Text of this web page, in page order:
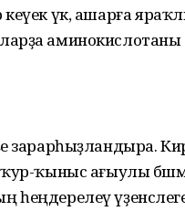
үк, ашарға яраҡлы
зарарһыҙландыра.
ҡыныс ағыулы